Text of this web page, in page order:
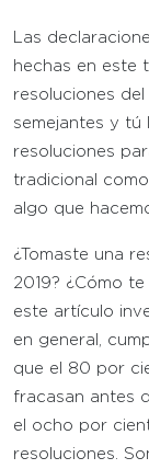
Las
hechas en este
resoluciones
semejantes y tú
resoluciones
tradicional
algo que
¿Tomaste una
2019? ¿Cómo
este artículo
en general,
que el 80 por
fracasan antes
el ocho por
resoluciones.